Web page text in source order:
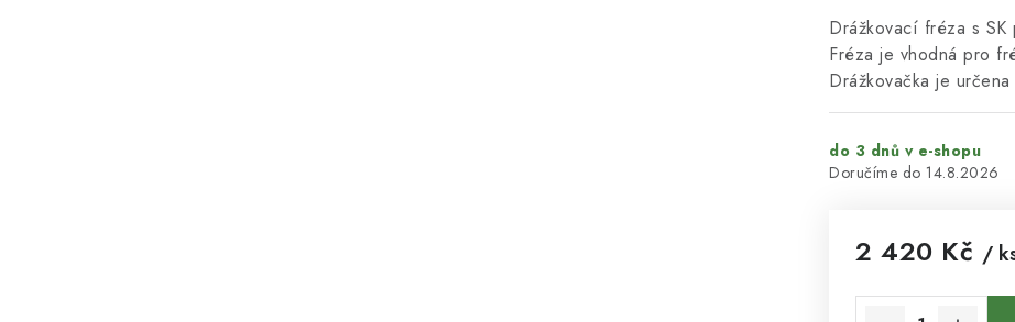
Drážkovací fréza s SK
Fréza je vhodná pro
Drážkovačka je
do 3 dnů v e-shopu
14.8.2026
2 420 Kč /